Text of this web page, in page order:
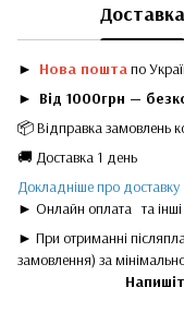
Доставка
► Нова поштапо
► Від 1000грн —
📦 Відправка замовлень
🚚 Доставка 1 день
Докладніше про доставку
► Онлайн оплата та інші
► При отриманні
замовлення) за